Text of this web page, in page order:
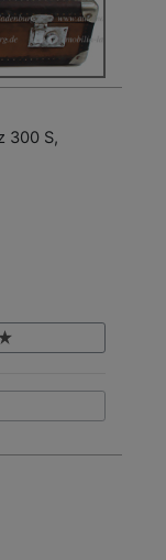
300 S,